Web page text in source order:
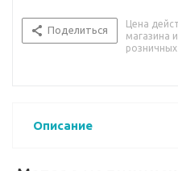
Поделиться
Цена
магазина
Описание